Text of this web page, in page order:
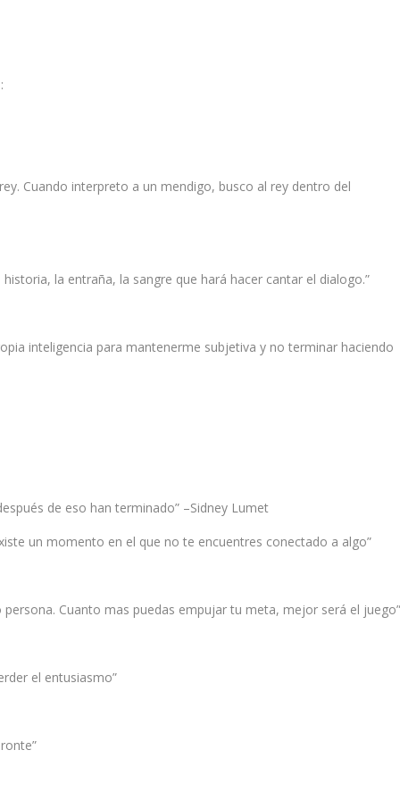
Cuando interpreto a un mendigo, busco al rey dentro del
la entraña, la sangre que hará hacer cantar el dialogo.”
inteligencia para mantenerme subjetiva y no terminar haciendo
de eso han terminado” –Sidney Lumet
un momento en el que no te encuentres conectado a algo”
Cuanto mas puedas empujar tu meta, mejor será el juego”
el entusiasmo”